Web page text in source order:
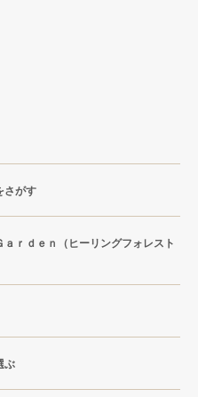
さがす
ｒｄｅｎ（ヒーリングフォレスト
ぶ